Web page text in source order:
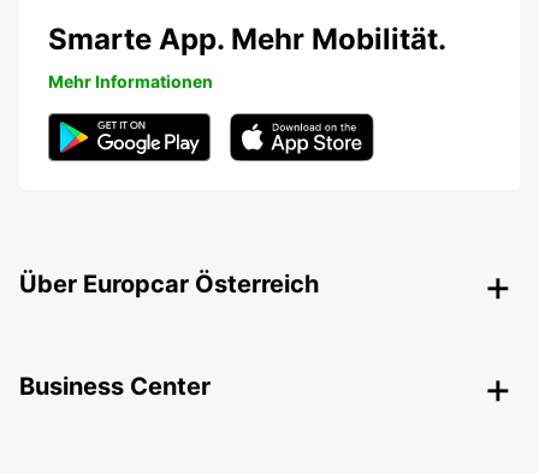
Smarte App. Mehr Mobilität.
Mehr Informationen
Über Europcar Österreich
Business Center